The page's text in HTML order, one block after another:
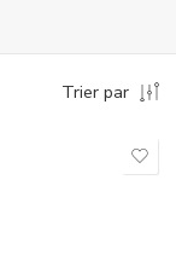
Trier par